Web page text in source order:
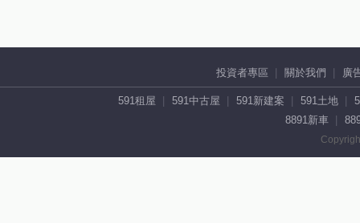
投資者專區 關於我們 廣
591租屋 591中古屋 591新建案 591土地
8891新車